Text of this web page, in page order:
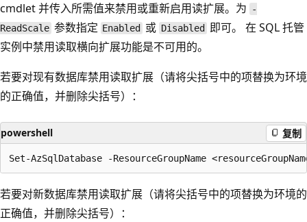
cmdlet 并传入所需值来禁用或重新启用读扩展。为
-
ReadScale 参数指定 Enabled 或 Disabled
即可。 在 SQL 托管
实例中禁用读取横向扩展功能是不可用的。
若要对现有数据库禁用读取扩展（请将尖括号中的项替换为环境
的正确值，并删除尖括号）：
powershell 复制
若要对新数据库禁用读取扩展（请将尖括号中的项替换为环境的
正确值，并删除尖括号）：